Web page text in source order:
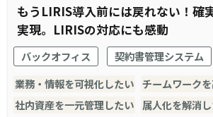
もうLIRIS導入前には戻れない！確
実現。LIRISの対応にも感動
バックオフィス
契約書管理システム
業務・情報を可視化したい チームワーク
社内資産を一元管理したい
属人化を解消